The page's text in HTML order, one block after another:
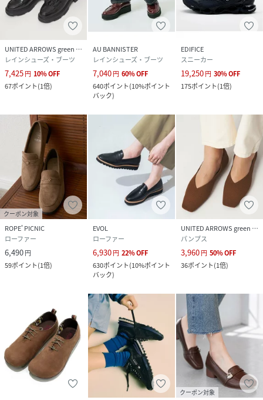
UNITED ARROWS green label relaxing
レインシューズ・ブーツ
7,425円 10%OFF
67ポイント(1倍)
AU BANNISTER
レインシューズ・ブーツ
7,040円 60%OFF
640ポイント(10%ポイント
バック)
EDIFICE
スニーカー
19,250円 30%OFF
175ポイント(1倍)
クーポン対象
ROPE' PICNIC
ローファー
6,490円
59ポイント(1倍)
EVOL
ローファー
6,930円 22%OFF
630ポイント(10%ポイント
バック)
UNITED ARROWS green label relaxing
パンプス
3,960円 50%OFF
36ポイント(1倍)
クーポン対象